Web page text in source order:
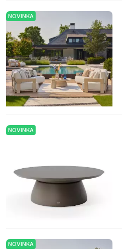
NOVINKA
NOVINKA
NOVINKA